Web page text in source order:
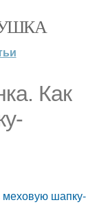
Как
меховую шапку-